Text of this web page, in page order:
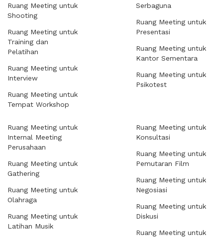
Ruang Meeting untuk
Shooting
Ruang Meeting untuk
Training dan
Pelatihan
Ruang Meeting untuk
Interview
Ruang Meeting untuk
Tempat Workshop
Serbaguna
Ruang Meeting untuk
Presentasi
Ruang Meeting untuk
Kantor Sementara
Ruang Meeting untuk
Psikotest
Ruang Meeting untuk
Internal Meeting
Perusahaan
Ruang Meeting untuk
Gathering
Ruang Meeting untuk
Olahraga
Ruang Meeting untuk
Latihan Musik
Ruang Meeting untuk
Konsultasi
Ruang Meeting untuk
Pemutaran Film
Ruang Meeting untuk
Negosiasi
Ruang Meeting untuk
Diskusi
Ruang Meeting untuk